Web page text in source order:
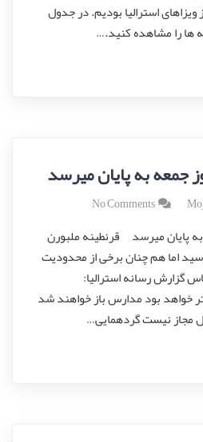
استرالیا بودیم. در جدول
ها را مشاهده کنید.…
جمعه به پایان میرسد
No Comments
پایان میرسد قرنطینه ملبورن
اما هم چنان برخی از محدودیت
گزارش رسانه استرالیا:
۲۵ کیلومتر خواهد بود مدارس باز خواهند شد
مجاز نیست گردهمایی…